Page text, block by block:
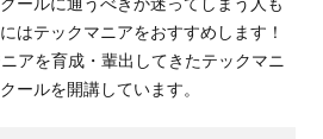
はテックマニアをおすすめします！
アを育成・輩出してきたテックマニ
ールを開講しています。